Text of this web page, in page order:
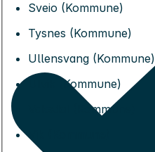
Sveio (Kommune)
Tysnes (Kommune)
Ullensvang (Kommune)
Ulvik (Kommune)
Vaksdal (Kommune)
Vik (Kommune)